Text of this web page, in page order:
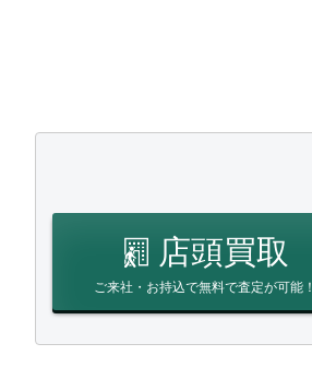
店頭買取
ご来社・お持込で無料で査定が可能！